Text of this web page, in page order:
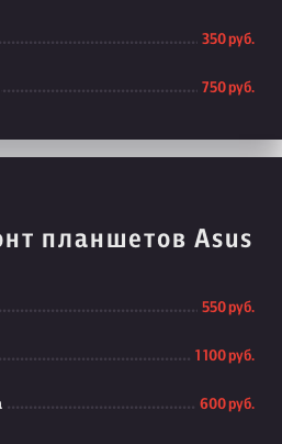
350 руб.
750 руб.
планшетов Asus
550 руб.
1 100 руб.
600 руб.